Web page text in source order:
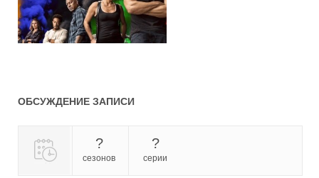
ОБСУЖДЕНИЕ ЗАПИСИ
?
сезонов
?
серии